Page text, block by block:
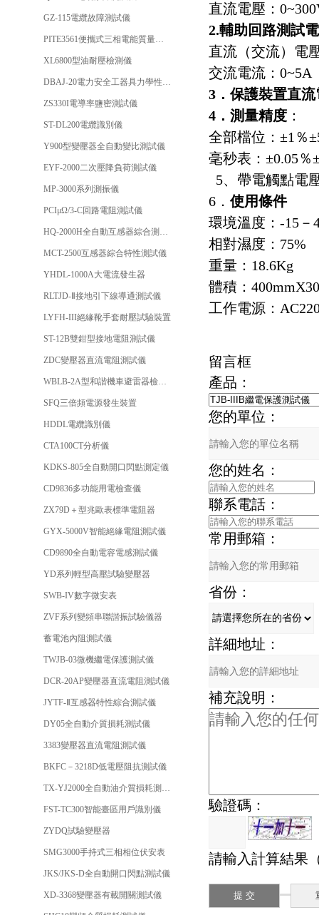
直流電壓：
2.輔助回路測試
直流（交流）電
交流電流：0~5A
3 ．保護裝置直
4 ．測量精度 ：
全部檔位：±1％
毫秒表：±0.05％
5、帶電觸點電
6． 使用條件
環境溫度：-15
相對濕度：75%
重量：18.6Kg
體積：
工作電源：
留言框
產品：
您的單位：
您的姓名：
聯系電話：
常用郵箱：
省份：
詳細地址：
補充說明：
驗證碼：
請輸入計算結果
GZ-115電纜故障測試儀
PITE3561便攜式三相電能質量分析儀
XL6800型油耐壓檢測儀
DBAJ-20電力安全工器具力學性能試驗機
ZS330I電導率鹽密測試儀
ST-DL200電纜識別儀
Y900型變壓器全自動變比測試儀
EYF-2000二次壓降負荷測試儀
MP-3000系列測振儀
PCIμΩ/3-C回路電阻測試儀
HQ-2000H全自動互感器綜合測試儀
MCT-2500互感器綜合特性測試儀
YHDL-1000A大電流發生器
RLTJD-Ⅱ接地引下線導通測試儀
LYFH-III絕緣靴手套耐壓試驗裝置
ST-12B雙鉗型接地電阻測試儀
ZDC變壓器直流電阻測試儀
WBLB-2A型和諧機車避雷器檢測儀
SFQ三倍頻電源發生裝置
HDDL電纜識別儀
CTA100CT分析儀
KDKS-805全自動開口閃點測定儀
CD9836多功能用電檢查儀
ZX79D＋型兆歐表標準電阻器
GYX-5000V智能絕緣電阻測試儀
CD9890全自動電容電感測試儀
YD系列輕型高壓試驗變壓器
SWB-IV數字微安表
ZVF系列變頻串聯諧振試驗儀器
蓄電池內阻測試儀
TWJB-03微機繼電保護測試儀
DCR-20AP變壓器直流電阻測試儀
JYTF-Ⅱ互感器特性綜合測試儀
DY05全自動介質損耗測試儀
3383變壓器直流電阻測試儀
BKFC－3218D低電壓阻抗測試儀
TX-YJ2000全自動油介質損耗測試儀
FST-TC300智能臺區用戶識別儀
ZYDQ試驗變壓器
SMG3000手持式三相相位伏安表
JKS/JKS-D全自動開口閃點測試儀
XD-3368變壓器有載開關測試儀